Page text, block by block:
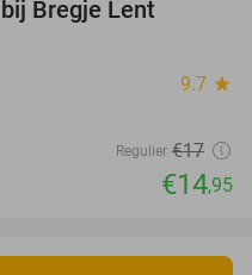
Bregje Lent
9.7 star
Regulier €17
€14,95